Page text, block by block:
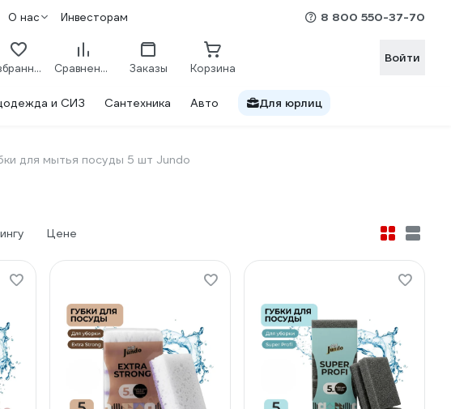
О нас Инвесторам 8 800 550-37-70
Избранное Сравнение Заказы Корзина
Войти
и СИЗ Сантехника Авто Для юрлиц
для мытья посуды 5 шт Jundo
Цене